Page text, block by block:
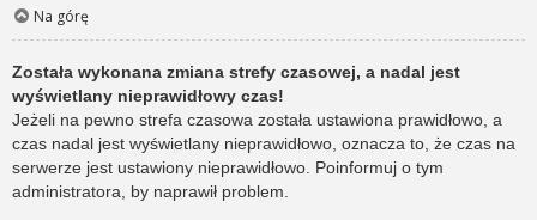
Na górę
Została wykonana zmiana strefy czasowej, a nadal jest
wyświetlany nieprawidłowy czas!
Jeżeli na pewno strefa czasowa została ustawiona prawidłowo, a
czas nadal jest wyświetlany nieprawidłowo, oznacza to, że czas na
serwerze jest ustawiony nieprawidłowo. Poinformuj o tym
administratora, by naprawił problem.